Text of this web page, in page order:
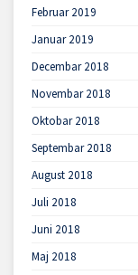
Februar 2019
Januar 2019
Decembar 2018
Novembar 2018
Oktobar 2018
Septembar 2018
August 2018
Juli 2018
Juni 2018
Maj 2018